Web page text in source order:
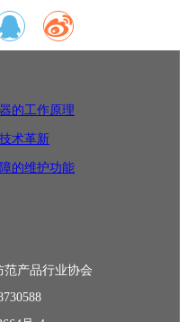
的工作原理
术革新
的维护功能
范产品行业协会